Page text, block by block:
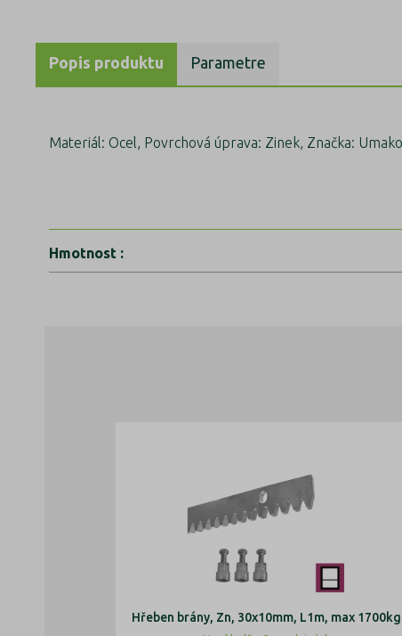
Popis produktu Parametre
Materiál: Ocel, Povrchová úprava: Zinek, Značka:
Hmotnost :
Hřeben brány, Zn, 30x10mm, L1m, max 1700kg